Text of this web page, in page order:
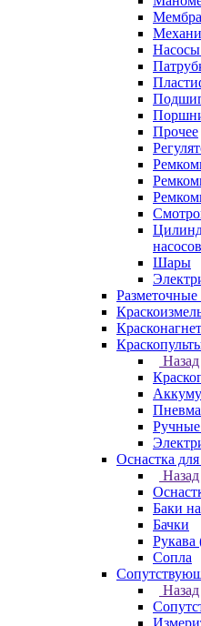
Прочее
насосов
Шары
Назад
Ручные
Оснастка для
Назад
Баки
Бачки
Рукава
Сопла
Назад